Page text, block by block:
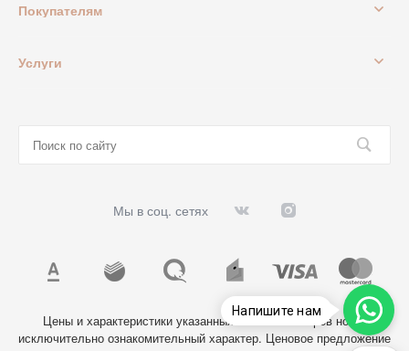
Покупателям
Услуги
Мы в соц. сетях
Цены и характеристики указанных на сайте товаров носят
исключительно ознакомительный характер. Ценовое предложение
Напишите нам